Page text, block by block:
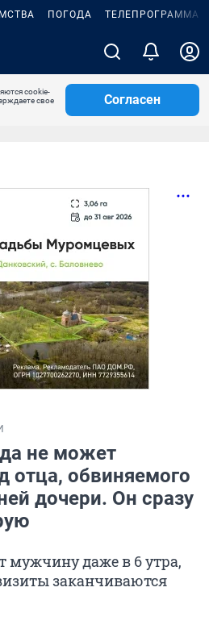
ПОГОДА ТЕЛЕПРОГРАММА
cookie-
свое
Согласен
не может
отца, обвиняемого
дочери. Он сразу
мужчину даже в 6 утра,
заканчиваются